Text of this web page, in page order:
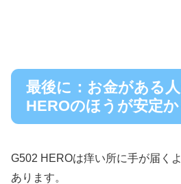
最後に：お金がある
HEROのほうが安定か
G502 HEROは痒い所に手が届く
あります。